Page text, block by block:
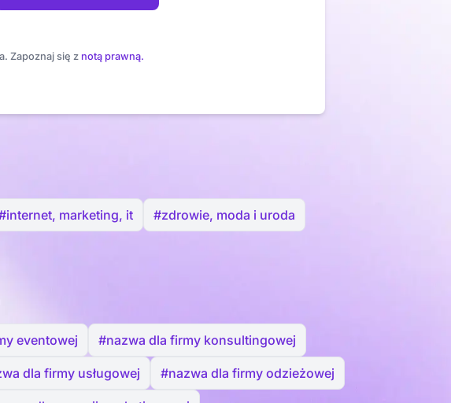
Zapoznaj się z notą prawną.
marketing, it #zdrowie, moda i uroda
eventowej #nazwa dla firmy konsultingowej
dla firmy usługowej #nazwa dla firmy odzieżowej